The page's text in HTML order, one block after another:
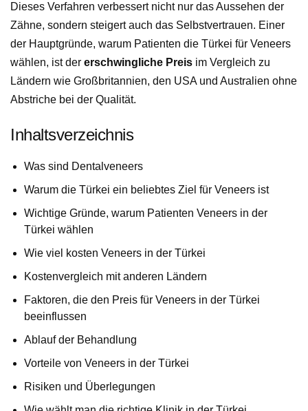
Dieses Verfahren verbessert nicht nur das Aussehen der
Zähne, sondern steigert auch das Selbstvertrauen. Einer
der Hauptgründe, warum Patienten die Türkei für Veneers
wählen, ist der erschwingliche Preis im Vergleich zu
Ländern wie Großbritannien, den USA und Australien ohne
Abstriche bei der Qualität.
Inhaltsverzeichnis
Was sind Dentalveneers
Warum die Türkei ein beliebtes Ziel für Veneers ist
Wichtige Gründe, warum Patienten Veneers in der
Türkei wählen
Wie viel kosten Veneers in der Türkei
Kostenvergleich mit anderen Ländern
Faktoren, die den Preis für Veneers in der Türkei
beeinflussen
Ablauf der Behandlung
Vorteile von Veneers in der Türkei
Risiken und Überlegungen